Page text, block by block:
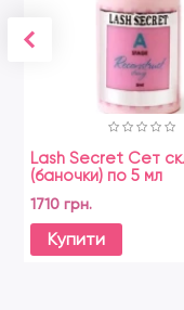
Lash Secret Сет
(баночки) по 5 мл
1710 грн.
Купити